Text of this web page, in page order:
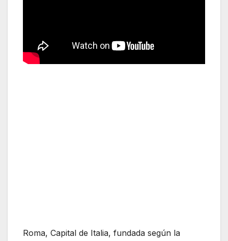
Roma, Capital de Italia, fundada según la